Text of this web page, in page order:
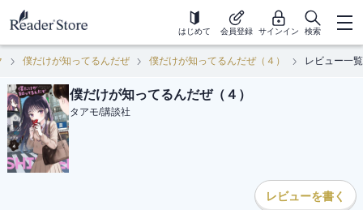
はじめて 会員登録 サインイン 検索
僕だけが知ってるんだぜ 僕だけが知ってるんだぜ（４） レビュー一覧
僕だけが知ってるんだぜ（４）
タアモ/講談社
レビューを書く